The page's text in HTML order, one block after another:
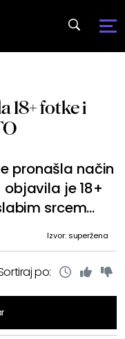
18+ fotke i
pronašla način
je 18+
srcem...
Izvor: superžena
po: